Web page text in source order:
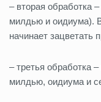
– вторая обработка
милдью и оидиума).
начинает зацветать
– третья обработка
милдью, оидиума и